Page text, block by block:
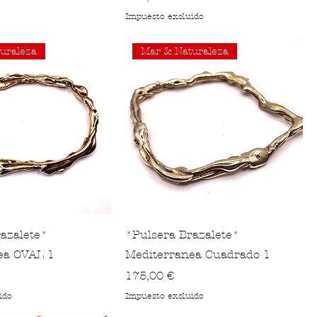
Impuesto excluido
OVAL 1
Mar & Naturaleza
*Pulsera Brazalete*
Mediterranea Cuadrado 1
Precio
175,00 €
Impuesto excluido